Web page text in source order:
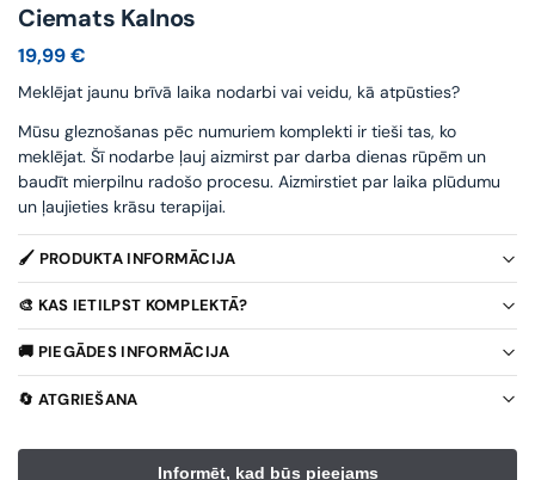
Ciemats Kalnos
19,99€
Meklējat jaunu brīvā laika nodarbi vai veidu, kā atpūsties?
Mūsu gleznošanas pēc numuriem komplekti ir tieši tas, ko
meklējat. Šī nodarbe ļauj aizmirst par darba dienas rūpēm un
baudīt mierpilnu radošo procesu. Aizmirstiet par laika plūdumu
un ļaujieties krāsu terapijai.
🖌️ PRODUKTA INFORMĀCIJA
🎨 KAS IETILPST KOMPLEKTĀ?
🚚 PIEGĀDES INFORMĀCIJA
🔄 ATGRIEŠANA